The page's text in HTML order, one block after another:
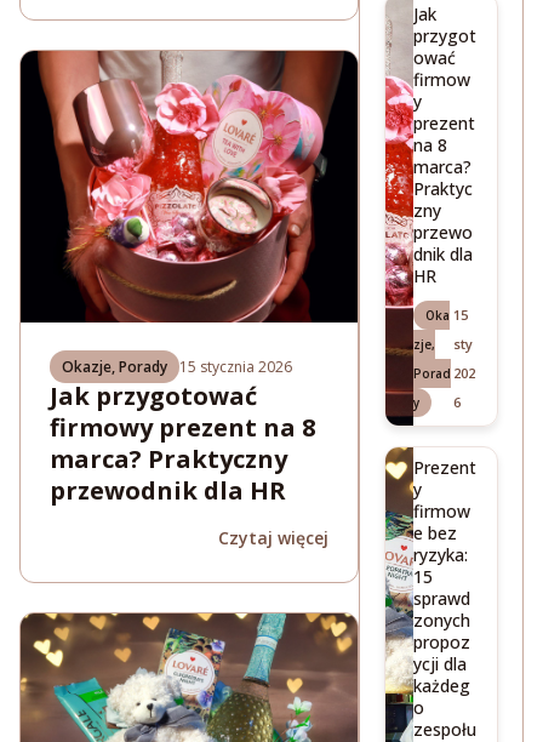
Okazje,Porady 15 stycznia 2026
Jak przygotować
firmowy prezent na 8
marca? Praktyczny
przewodnik dla HR
Czytaj więcej
Jak
przygot
ować
firmow
y
prezent
na 8
marca?
Praktyc
zny
przewo
dnik dla
HR
Oka
zje,
Porad
y
15
sty
202
6
Prezent
y
firmow
e bez
ryzyka:
15
sprawd
zonych
propoz
ycji dla
każdeg
o
zespołu